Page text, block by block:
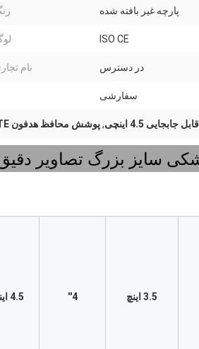
پارچه غیر بافته شده
ISO CE
در دسترس نام
سفارشی
4.5 اینچی ,پوشش محافظ هدفون MAGNATE
سایز بزرگ تصاویر
3.5 اینچ 4'' 4.5 اینچ